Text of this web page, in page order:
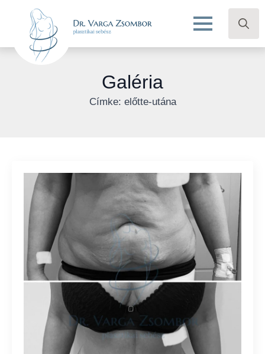
Galéria
Címke: előtte-utána